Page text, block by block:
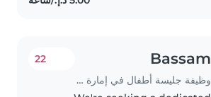
Bassam
وظيفة جليسة أطفال في إمارة الشارقة
22